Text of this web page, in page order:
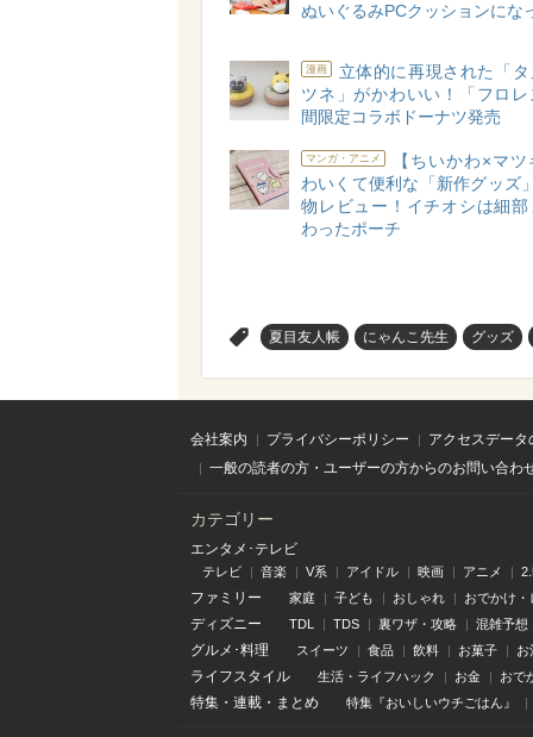
ぬいぐるみPCクッションにな
漫画
立体的に再現された「
ツネ」がかわいい！「フロ
間限定コラボドーナツ発売
マンガ・アニメ
【ちいかわ×マ
わいくて便利な「新作グッズ
物レビュー！イチオシは細部
わったポーチ
夏目友人帳 にゃんこ先生 グッズ
会社案内 プライバシーポリシー
アクセスデー
一般の読者の方・ユーザーの方からのお問い合わ
カテゴリー
エンタメ･テレビ
テレビ 音楽 V系 アイドル 映画 アニメ
ファミリー 家庭 子ども おしゃれ おでかけ・
ディズニー TDL TDS 裏ワザ・攻略 混雑予想
グルメ･料理 スイーツ 食品 飲料 お菓子 お
ライフスタイル 生活・ライフハック お金 おで
特集 ・ 連載 ・ まとめ 特集『おいしいウチごはん』